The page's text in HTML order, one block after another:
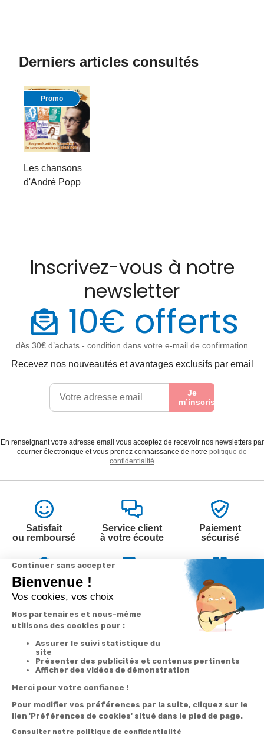
Derniers articles consultés
Promo
Les chansons
d'André Popp
Inscrivez-vous à notre
newsletter
10€ offerts
dès 30€ d’achats - condition dans votre e-mail de confirmation
Recevez nos nouveautés et avantages exclusifs par email
Je
m’inscris
En renseignant votre adresse email vous acceptez de recevoir nos newsletters par
courrier électronique et vous prenez connaissance de notre politique de
confidentialité
Satisfait
ou remboursé
Service client
à votre écoute
Paiement
sécurisé
Garantie
2 ans
à la carte
Suivi de
commande
Votre
commande
Suivi de
Livraison
Paiement facilité
Nos services
Besoin d'aide
Abonnement à la
Désabonnement à
Contact
Contactez-nous
Téléphone
: 0892 350
322
0.50€ /
+ prix